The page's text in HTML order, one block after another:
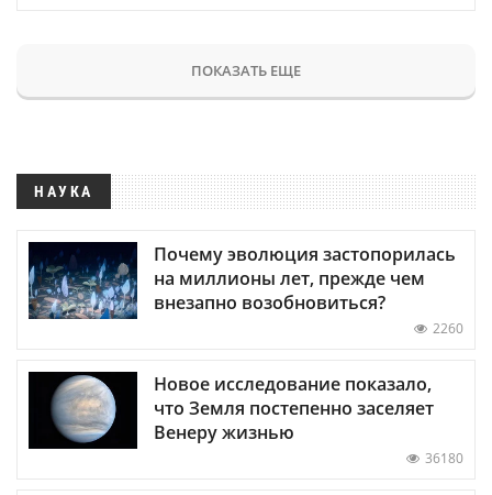
ПОКАЗАТЬ ЕЩЕ
НАУКА
Почему эволюция застопорилась
на миллионы лет, прежде чем
внезапно возобновиться?
2260
Новое исследование показало,
что Земля постепенно заселяет
Венеру жизнью
36180